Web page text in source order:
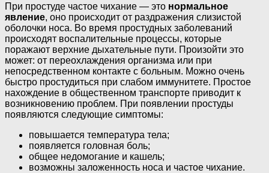
При простуде частое чихание — это нормальное
явление, оно происходит от раздражения слизистой
оболочки носа. Во время простудных заболеваний
происходят воспалительные процессы, которые
поражают верхние дыхательные пути. Произойти это
может: от переохлаждения организма или при
непосредственном контакте с больным. Можно очень
быстро простудиться при слабом иммунитете. Простое
нахождение в общественном транспорте приводит к
возникновению проблем. При появлении простуды
появляются следующие симптомы:
повышается температура тела;
появляется головная боль;
общее недомогание и кашель;
возможны заложенность носа и частое чихание.